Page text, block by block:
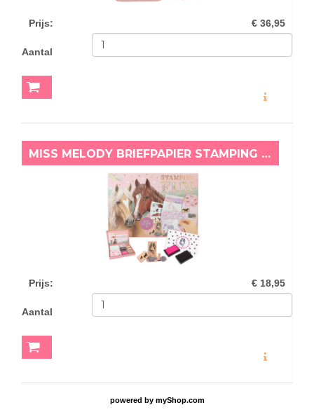
Prijs: € 36,95
Aantal
MISS MELODY BRIEFPAPIER STAMPING FUN
Prijs: € 18,95
Aantal
powered by myShop.com